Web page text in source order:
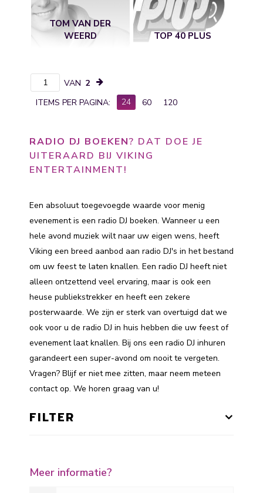
TOM VAN DER
WEERD
TOP 40 PLUS
VAN 2
ITEMS PER PAGINA:
24 60 120
RADIO DJ BOEKEN? DAT DOE JE
UITERAARD BIJ VIKING
ENTERTAINMENT!
Een absoluut toegevoegde waarde voor menig
evenement is een radio DJ boeken. Wanneer u een
hele avond muziek wilt naar uw eigen wens, heeft
Viking een breed aanbod aan radio DJ's in het bestand
om uw feest te laten knallen. Een radio DJ heeft niet
alleen ontzettend veel ervaring, maar is ook een
heuse publiekstrekker en heeft een zekere
posterwaarde. We zijn er sterk van overtuigd dat we
ook voor u de radio DJ in huis hebben die uw feest of
evenement laat knallen. Bij ons een radio DJ inhuren
garandeert een super-avond om nooit te vergeten.
Vragen? Blijf er niet mee zitten, maar neem meteen
contact op. We horen graag van u!
FILTER
Meer informatie?